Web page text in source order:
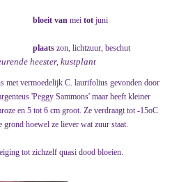
bloeit van mei tot juni
plaats zon, lichtzuur, beschut
heester, kustplant
met vermoedelijk C. laurifolius gevonden door
'Peggy Sammons' maar heeft kleiner
en 5 tot 6 cm groot. Ze verdraagt tot -15oC
hoewel ze liever wat zuur staat.
tot zichzelf quasi dood bloeien.